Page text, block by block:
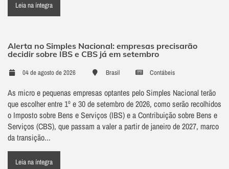
Leia na íntegra
Alerta no Simples Nacional: empresas precisarão
decidir sobre IBS e CBS já em setembro
04 de agosto de 2026 Brasil Contábeis
As micro e pequenas empresas optantes pelo Simples Nacional terão
que escolher entre 1º e 30 de setembro de 2026, como serão recolhidos
o Imposto sobre Bens e Serviços (IBS) e a Contribuição sobre Bens e
Serviços (CBS), que passam a valer a partir de janeiro de 2027, marco
da transição...
Leia na íntegra